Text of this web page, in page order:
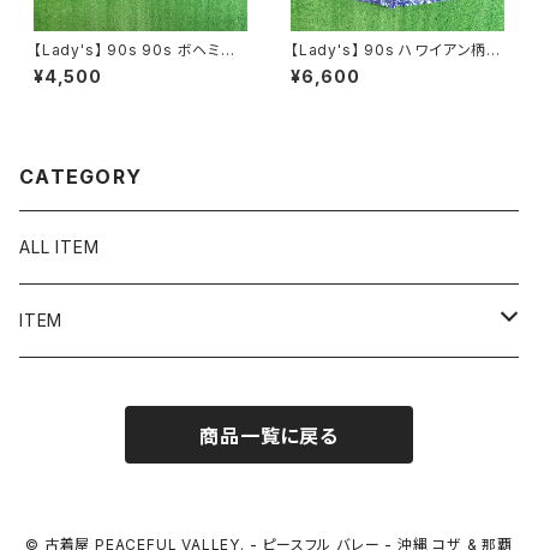
【Lady's】 90s 90s ボヘミア
ン パッチワーク柄 レース プルオ
ーバー トップス / 90年代 半袖
¥4,500
【Lady's】 90s ハワイアン柄
ショートパンツ / 90年代 ハーフ
パンツ ハーパン ショーパン イ
¥6,600
CATEGORY
ALL ITEM
ITEM
シャツ／ブラウス
半袖シャツ / ブラウス
タンクトップ
商品一覧に戻る
© 古着屋 PEACEFUL VALLEY. - ピースフル バレー - 沖縄 コザ & 那覇